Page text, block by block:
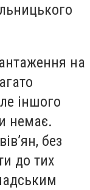
на
іншого
немає.
без
до тих